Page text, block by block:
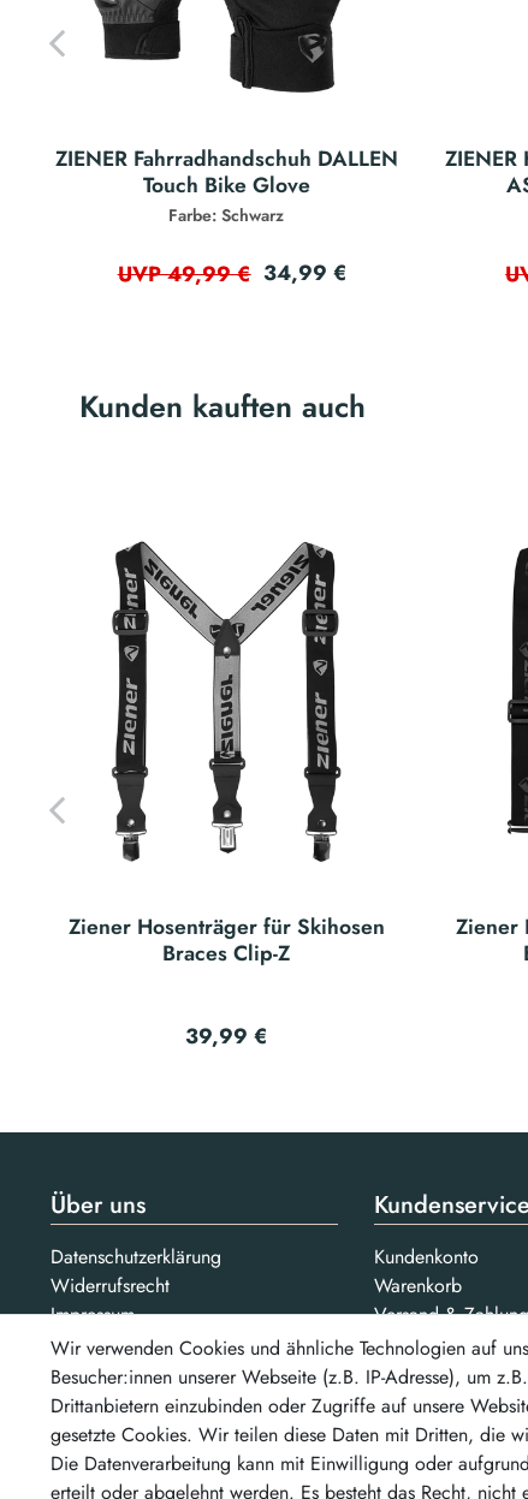
ZIENER Fahrradhandschuh DALLEN
Touch Bike Glove
Farbe: Schwarz
UVP 49,99 € 34,99 €
Kunden kauften auch
Ziener Hosenträger für Skihosen
Braces Clip-Z
39,99 €
Ziener
Über uns
Datenschutzerklärung
Widerrufsrecht
Impressum
AGB
Jobs
Unsere Partner
Kundenservice
Kundenkonto
Warenkorb
Versand & Zahlung
Kontakt
Bezahlarten
Wir verwenden Cookies und ähnliche Technologien auf
Besucher:innen unserer Webseite (z.B. IP-Adresse), um
Drittanbietern einzubinden oder Zugriffe auf unsere
gesetzte Cookies. Wir teilen diese Daten mit Dritten, die
Die Datenverarbeitung kann mit Einwilligung oder
erteilt oder abgelehnt werden. Es besteht das Recht,